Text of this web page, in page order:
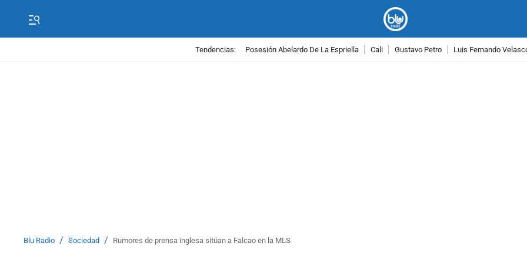
Tendencias: Posesión Abelardo De La Espriella Cali Gustavo Petro Luis Fernando
Blu Radio / Sociedad / Rumores de prensa inglesa sitúan a Falcao en la MLS